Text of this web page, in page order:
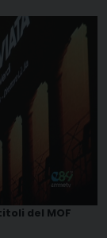
del MOF